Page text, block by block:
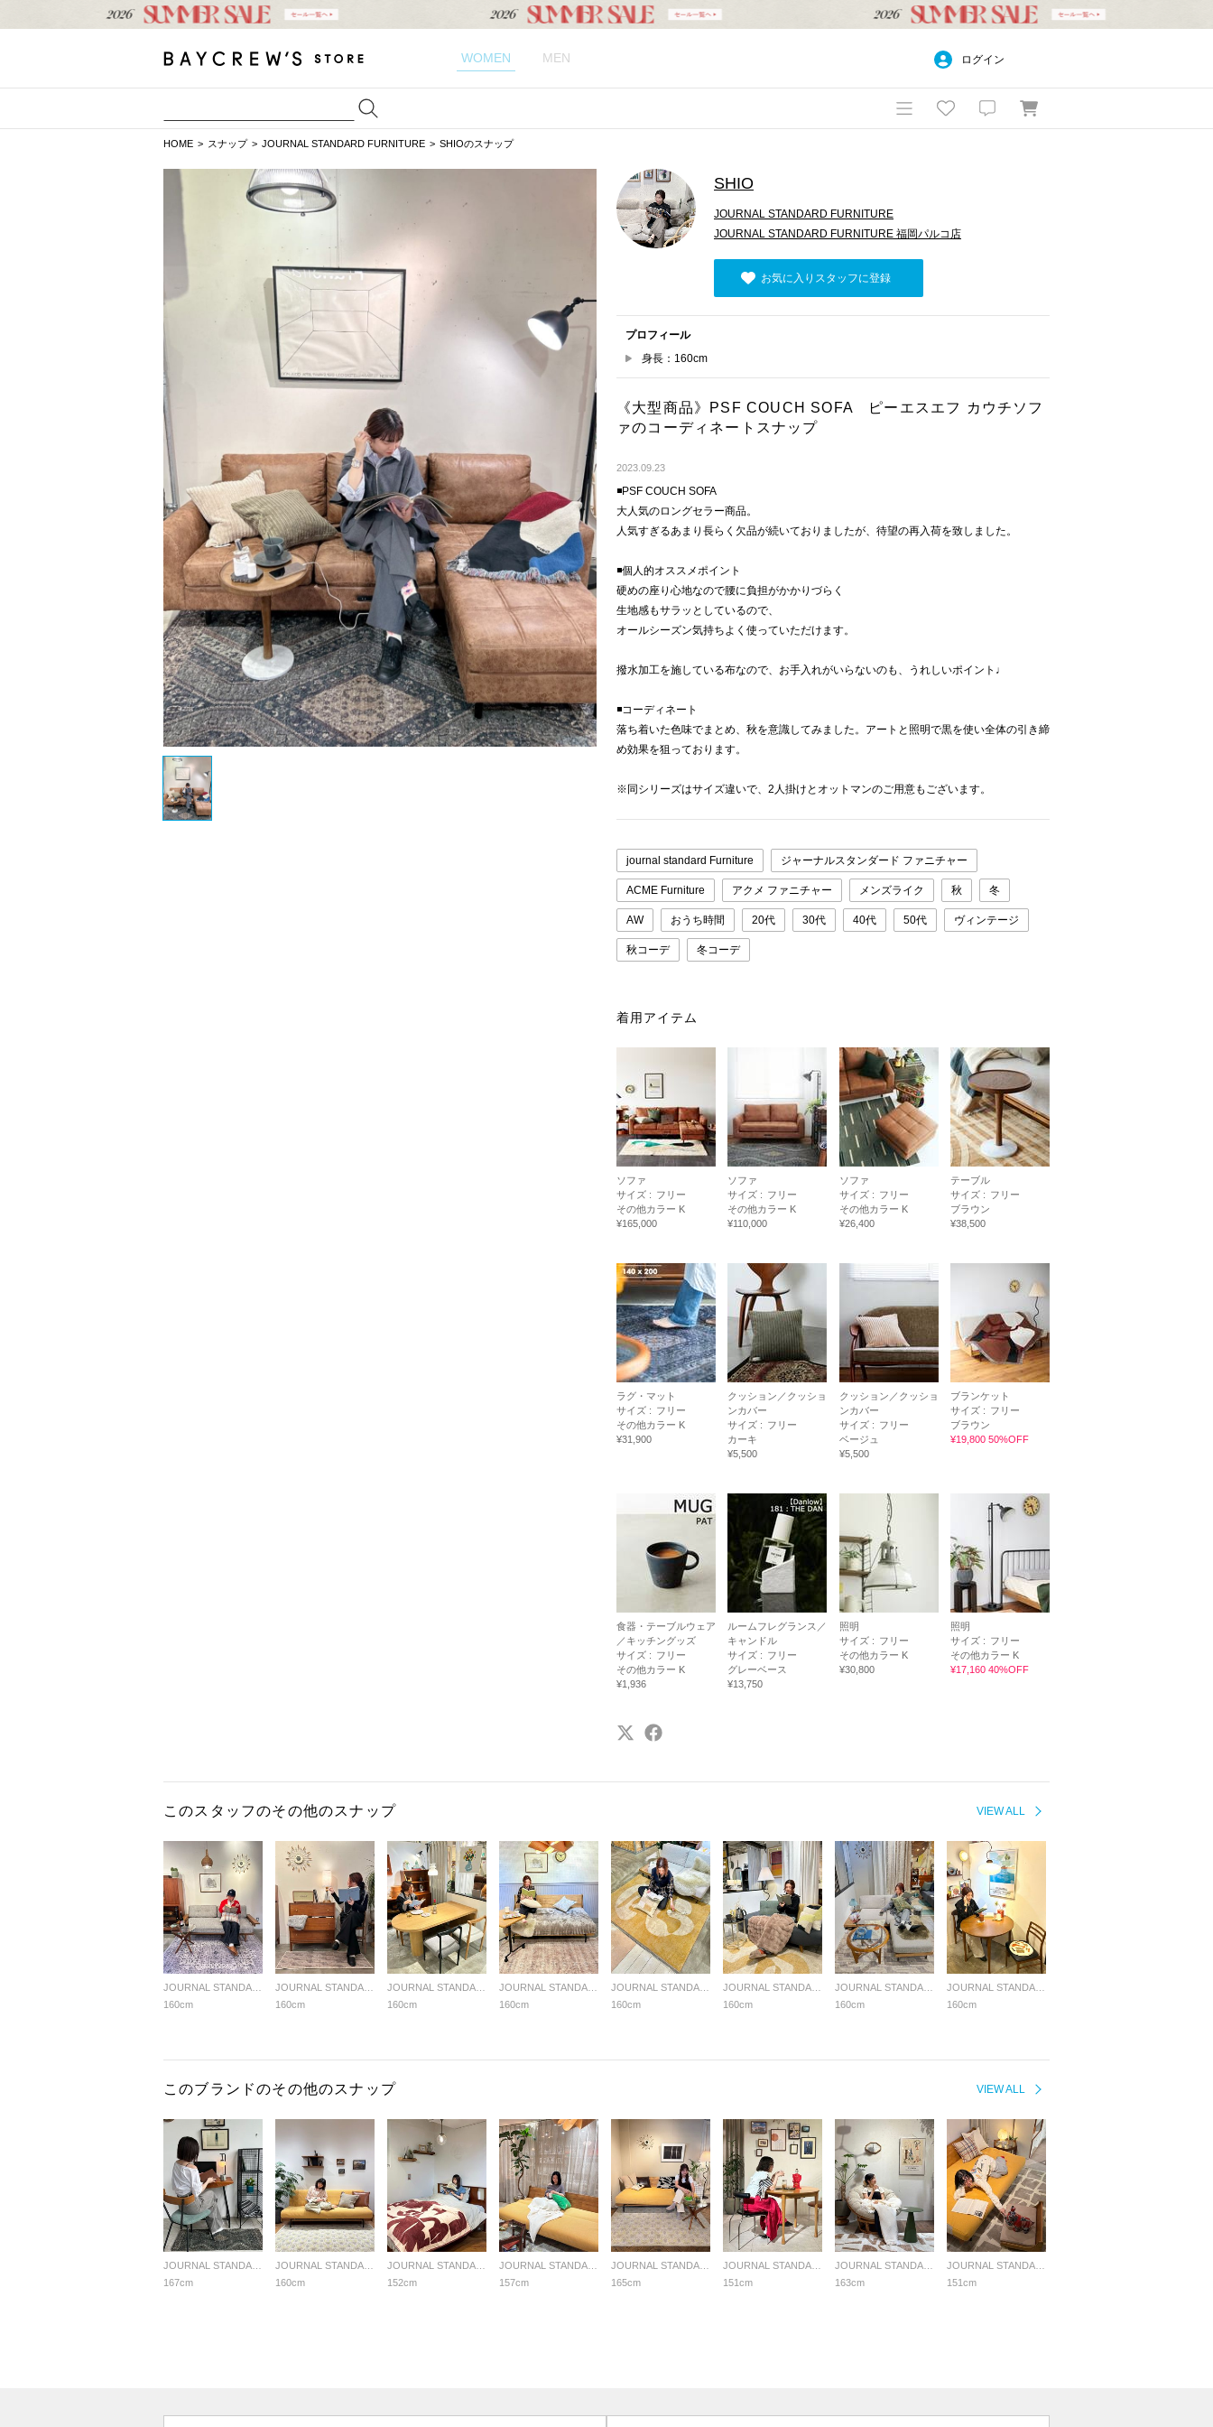
WOMEN MEN ログイン
HOME スナップ JOURNAL STANDARD FURNITURE SHIOのスナップ
SHIO
JOURNAL STANDARD FURNITURE
JOURNAL STANDARD FURNITURE 福岡パルコ店
お気に入りスタッフに登録
プロフィール
身長：160cm
《大型商品》PSF COUCH SOFA ピーエスエフ カウチソフ
ァのコーディネートスナップ
2023.09.23
◾️PSF COUCH SOFA
大人気のロングセラー商品。
人気すぎるあまり長らく欠品が続いておりましたが、待望の再入荷を致しました。
◾️個人的オススメポイント
硬めの座り心地なので腰に負担がかかりづらく
生地感もサラッとしているので、
オールシーズン気持ちよく使っていただけます。
撥水加工を施している布なので、お手入れがいらないのも、うれしいポイント♩
◾️コーディネート
落ち着いた色味でまとめ、秋を意識してみました。アートと照明で黒を使い全体の引き締
め効果を狙っております。
※同シリーズはサイズ違いで、2人掛けとオットマンのご用意もございます。
journal standard Furniture ジャーナルスタンダード ファニチャー
ACME Furniture アクメ ファニチャー メンズライク 秋 冬
AW おうち時間 20代 30代 40代 50代 ヴィンテージ
秋コーデ 冬コーデ
着用アイテム
ソファ
サイズ : フリー
その他カラー K
¥165,000
ソファ
サイズ : フリー
その他カラー K
¥110,000
ソファ
サイズ : フリー
その他カラー K
¥26,400
テーブル
サイズ : フリー
ブラウン
¥38,500
ラグ・マット
サイズ : フリー
その他カラー K
¥31,900
クッション／クッショ
ンカバー
サイズ : フリー
カーキ
¥5,500
クッション／クッショ
ンカバー
サイズ : フリー
ベージュ
¥5,500
ブランケット
サイズ : フリー
ブラウン
¥19,800 50%OFF
食器・テーブルウェア
／キッチングッズ
サイズ : フリー
その他カラー K
¥1,936
ルームフレグランス／
キャンドル
サイズ : フリー
グレーベース
¥13,750
照明
サイズ : フリー
その他カラー K
¥30,800
照明
サイズ : フリー
その他カラー K
¥17,160 40%OFF
VIEW ALL
このスタッフのその他のスナップ
160cm
160cm
160cm
160cm
160cm
160cm
160cm
160cm
VIEW ALL
このブランドのその他のスナップ
167cm
160cm
152cm
157cm
165cm
151cm
163cm
151cm